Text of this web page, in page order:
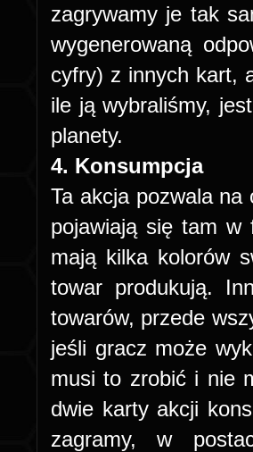
zagrywamy je tak
wygenerowaną
cyfry) z innych kart,
ile ją wybraliśmy,
planety.
4. Konsumpcja
Ta akcja pozwala
pojawiają się tam w
mają kilka kolorów
towar produkują.
towarów, przede
jeśli gracz może
musi to zrobić i nie
dwie karty akcji
zagramy, w